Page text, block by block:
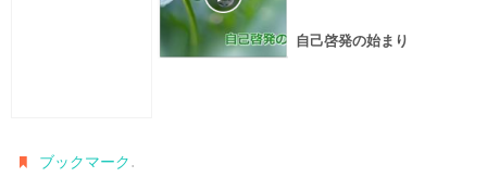
自己啓発の始まり
ブックマーク.